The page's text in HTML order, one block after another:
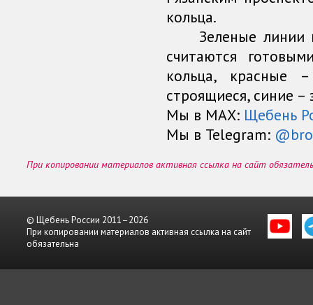
кольца.
Зеленые линии
считаются
кольца, красные
строящиеся, синие –
Мы в МАХ: Щебень
Мы в Telegram:
При копировании материалов активная ссылка на сайт
© Щебень России 2011–2026
При копировании материалов активная ссылка на сайт
обязательна